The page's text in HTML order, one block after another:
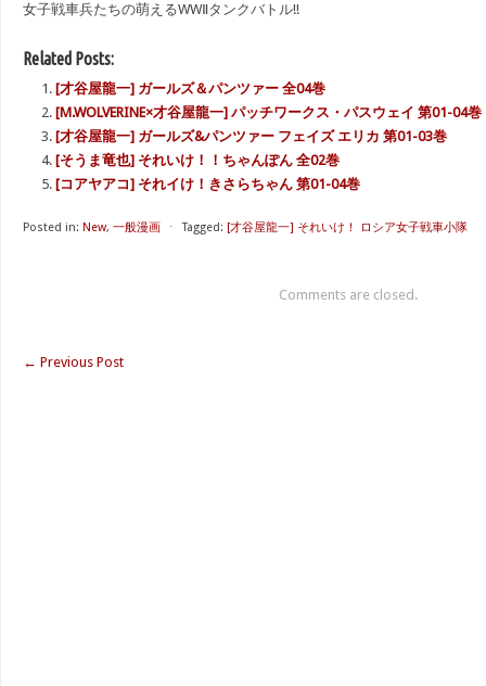
女子戦車兵たちの萌えるWWⅡタンクバトル!!
Related Posts:
[才谷屋龍一] ガールズ＆パンツァー 全04巻
[M.WOLVERINE×才谷屋龍一] パッチワークス・パスウェイ 第01-04巻
[才谷屋龍一] ガールズ&パンツァー フェイズ エリカ 第01-03巻
[そうま竜也] それいけ！！ちゃんぽん 全02巻
[コアヤアコ] それイけ！きさらちゃん 第01-04巻
Posted in: New, 一般漫画 ⋅ Tagged: [才谷屋龍一] それいけ！ ロシア女子戦車小隊
Comments are closed.
← Previous Post